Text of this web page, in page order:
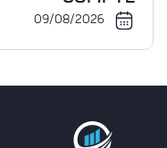
09/08/2026